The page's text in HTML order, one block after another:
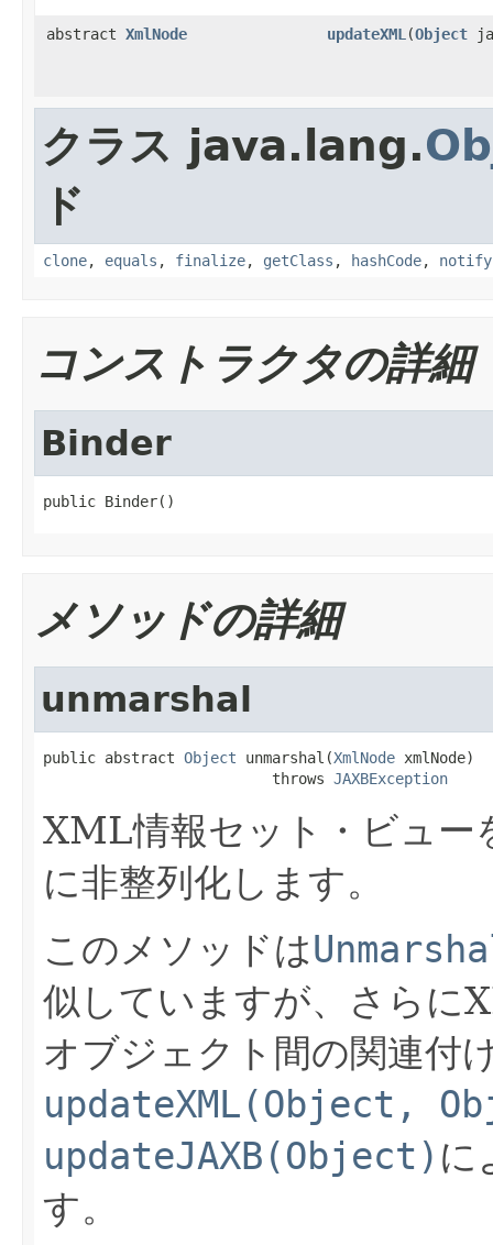
abstract XmlNode updateXML (Object
クラス java.lang.
ド
clone, equals , finalize, getClass , hashCode, notify
コンストラクタの詳細
Binder
public Binder()
メソッドの詳細
unmarshal
public abstract Object unmarshal(XmlNode xmlNode)
                          throws
JAXBException
XML情報セット・ビュー
に非整列化します。
このメソッドは
似していますが、さらに
オブジェクト間の関連付
updateXML(Object,
updateJAXB(Object) に
す。